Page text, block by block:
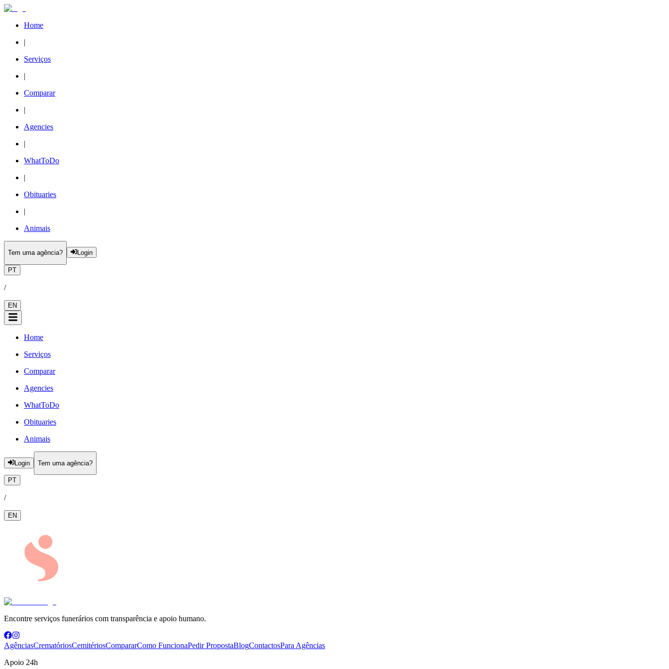
Home
|
Serviços
|
Comparar
|
Agencies
|
WhatToDo
|
Obituaries
|
Animais
Tem uma agência? Login
PT
/
EN
Home
Serviços
Comparar
Agencies
WhatToDo
Obituaries
Animais
Login Tem uma agência?
PT
/
EN
Encontre serviços funerários com transparência e apoio humano.
AgênciasCrematóriosCemitériosCompararComo FuncionaPedir PropostaBlogContactosPara Agências
Apoio 24h